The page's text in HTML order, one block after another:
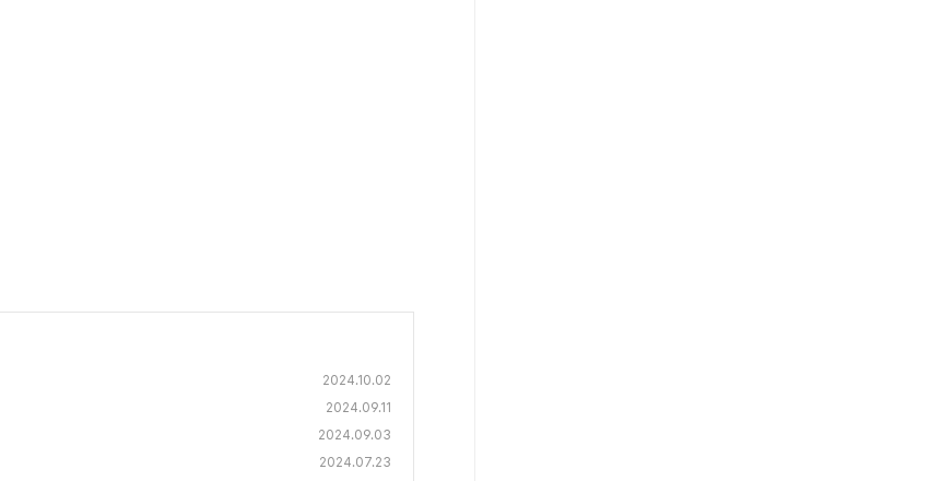
2024.10.02
2024.09.11
2024.09.03
2024.07.23